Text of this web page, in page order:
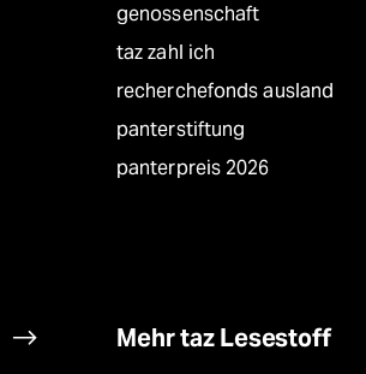
genossenschaft
taz zahl ich
recherchefonds ausland
panterstiftung
panterpreis 2026
Mehr taz Lesestoff